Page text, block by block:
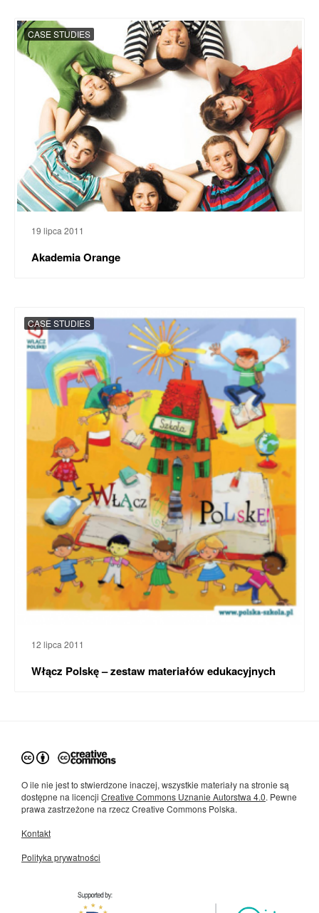
CASE STUDIES
19 lipca 2011
Akademia Orange
CASE STUDIES
12 lipca 2011
Włącz Polskę – zestaw materiałów edukacyjnych
O ile nie jest to stwierdzone inaczej, wszystkie materiały na stronie są
dostępne na licencji Creative Commons Uznanie Autorstwa 4.0. Pewne
prawa zastrzeżone na rzecz Creative Commons Polska.
Kontakt
Polityka prywatności